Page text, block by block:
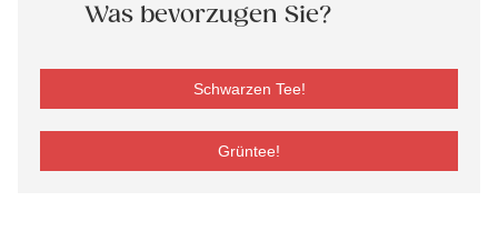
Was bevorzugen Sie?
Schwarzen Tee!
Grüntee!